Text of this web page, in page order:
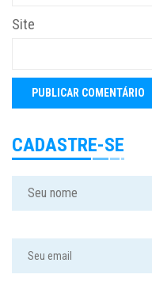
Site
CADASTRE-SE